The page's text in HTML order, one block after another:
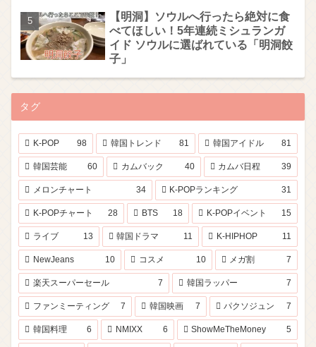
【明洞】ソウルへ行ったら絶対に食
べてほしい！5年連続ミシュランガ
イド ソウルに選ばれている「明洞餃
子」
タグ
K-POP 98 韓国トレンド 81 韓国アイドル 81
韓国芸能 60 カムバック 40 カムバ日程 39
メロンチャート 34 K-POPランキング 31
K-POPチャート 28 BTS 18 K-POPイベント 15
ライブ 13 韓国ドラマ 11 K-HIPHOP 11
NewJeans 10 コスメ 10 メガ割 7
楽天スーパーセール 7 韓国ラッパー 7
ファンミーティング 7 韓国映画 7 パクソジュン 7
韓国料理 6 NMIXX 6 ShowMeTheMoney 5